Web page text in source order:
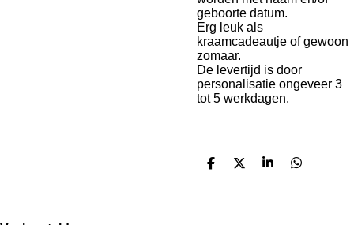
geboorte datum.
Erg leuk als
kraamcadeautje of gewoon
zomaar.
De levertijd is door
personalisatie ongeveer 3
tot 5 werkdagen.
D
D
S
D